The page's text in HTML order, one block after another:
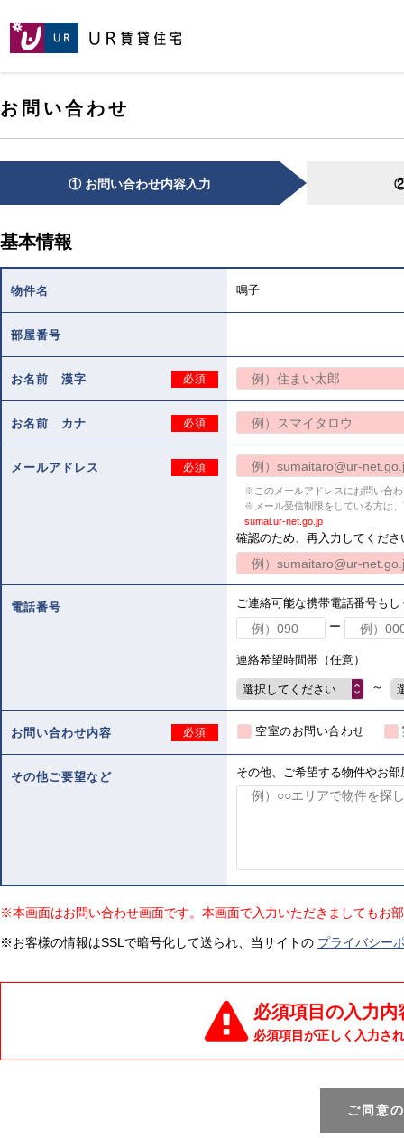
[こ
ヘ
ッ
ダ
お問い合わせ
[こ
か
文
す。]
か
イ
コ
ツ
す。]
① お問い合わせ内容入力 ②
基本情報
物件名 鳴子
部屋番号
お名前 漢字 必須
お名前 カナ 必須
メールアドレス 必須
※このメールアドレスにお問い合
※メール受信制限をしている方は
sumai.ur-net.go.jp
確認のため、再入力してくださ
電話番号
ご連絡可能な携帯電話番号も
ー
連絡希望時間帯（任意）
選択してください ～
お問い合わせ内容 必須 空室のお問い合わせ
その他ご要望など その他、ご希望する物件やお
※本画面はお問い合わせ画面です。本画面で入力いただきましてもお
※お客様の情報はSSLで暗号化して送られ、当サイトの プライバシー
必須項目の入力
必須項目が正しく入力さ
ご同意
ペ
先
頭
へ